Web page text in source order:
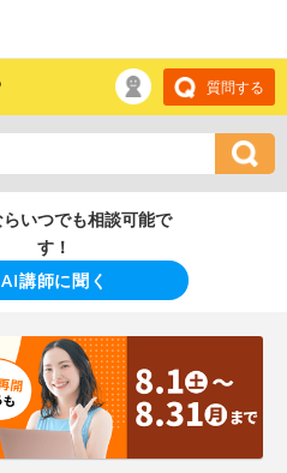
質問する
いつでも相談可能で
す！
AI講師に聞く